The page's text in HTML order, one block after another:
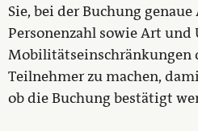
Sie, bei der Buchung
Personenzahl sowie Art und
Mobilitätseinschränkungen
Teilnehmer zu machen,
ob die Buchung bestätigt